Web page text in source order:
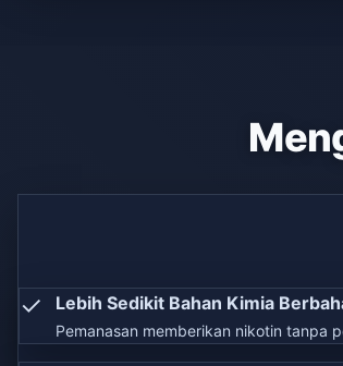
✓ Lebih Sedikit Bahan Kimia
Pemanasan memberikan nikotin tanpa